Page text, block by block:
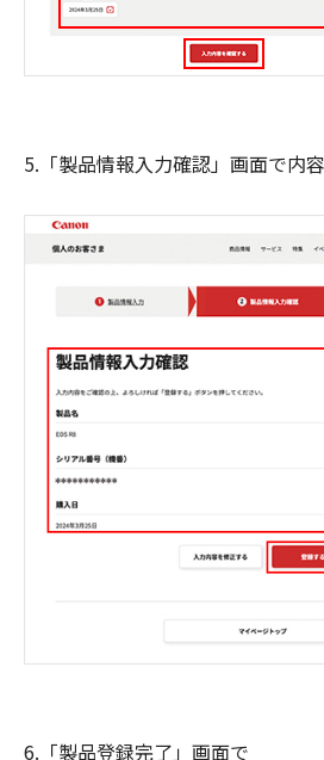
5.「製品情報入力確認」画面で内
6.「製品登録完了」画面で